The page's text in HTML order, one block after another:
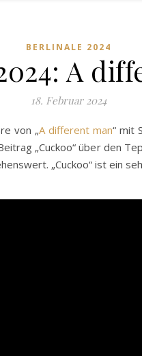
BERLINALE 2024
A
18. Februar 2024
von „A different man“ mit
„Cuckoo“ über den
„Cuckoo“ ist ein